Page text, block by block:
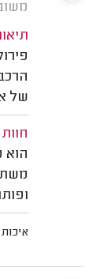
משוב: 23/05/
של
הוא
איכות